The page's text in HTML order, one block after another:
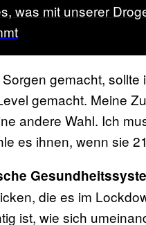
was mit unserer
gemacht,
gemacht. Meine
andere Wahl. Ich
es ihnen, wenn sie
die es im
ist, wie sich